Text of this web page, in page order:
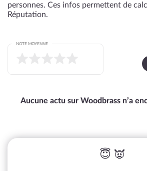
personnes. Ces infos permettent de
Réputation.
NOTE MOYENNE
Aucune actu sur Woodbrass n’a
😇 👿